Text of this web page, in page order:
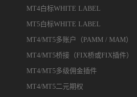
MT4白标WHITE LABEL
MT5白标WHITE LABEL
MT4/MT5多账户（PAMM / MAM）
MT4/MT5桥接（FIX桥或FIX插件）
MT4/MT5多级佣金插件
MT4/MT5二元期权